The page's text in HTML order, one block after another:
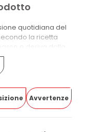
quotidiana del
la ricetta
e deriva dalla
origine vegetale.
Dolci e una
naturali o di
Avvertenze